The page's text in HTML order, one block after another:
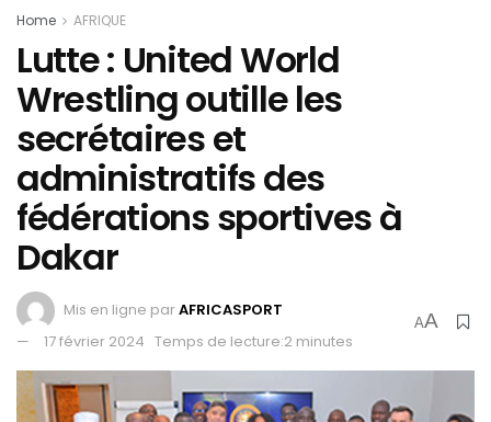
Home AFRIQUE
Lutte : United World
Wrestling outille les
secrétaires et
administratifs des
fédérations sportives à
Dakar
Mis en ligne parAFRICASPORT
17 février 2024 Temps de lecture:2 minutes
AA